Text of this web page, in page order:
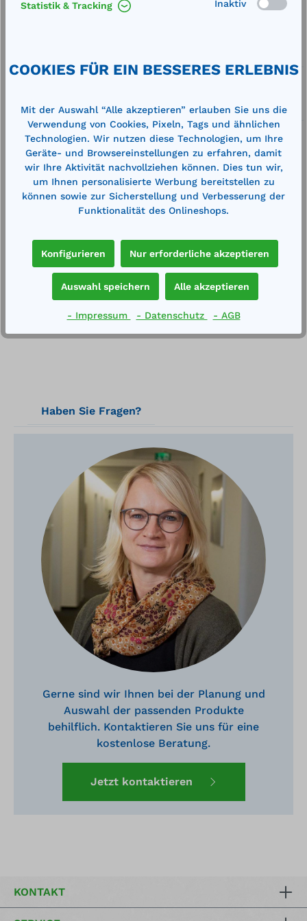
Zertifizierte Qualität
Beschreibung
Austritt von Flammen und Splittern im Fall einer
Havarie. Maximaler Brandschutz…Mehr
Haben Sie Fragen?
Gerne sind wir Ihnen bei der Planung und
Auswahl der passenden Produkte
behilflich. Kontaktieren Sie uns für eine
kostenlose Beratung.
Jetzt kontaktieren
KONTAKT
Statistik & Tracking Inaktiv
COOKIES FÜR EIN BESSERES ERLEBNIS
Mit der Auswahl “Alle akzeptieren” erlauben Sie uns die
Verwendung von Cookies, Pixeln, Tags und ähnlichen
Technologien. Wir nutzen diese Technologien, um Ihre
Geräte- und Browsereinstellungen zu erfahren, damit
wir Ihre Aktivität nachvollziehen können. Dies tun wir,
um Ihnen personalisierte Werbung bereitstellen zu
können sowie zur Sicherstellung und Verbesserung der
Funktionalität des Onlineshops.
Konfigurieren Nur erforderliche akzeptieren
Auswahl speichern Alle akzeptieren
- Impressum - Datenschutz - AGB